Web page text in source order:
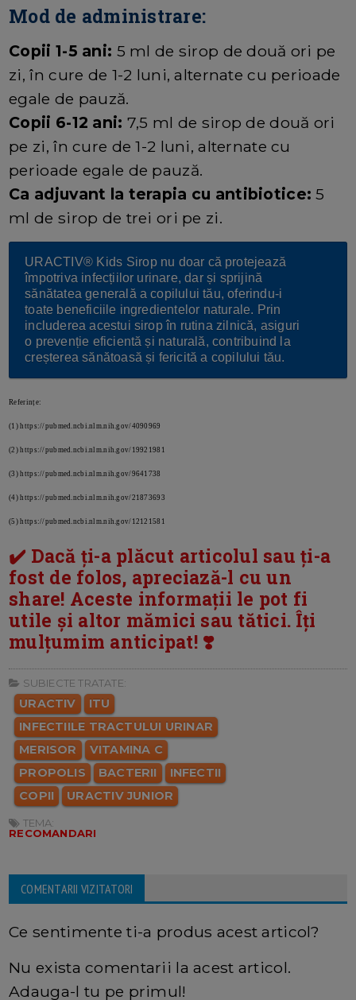
Mod de administrare:
Copii 1-5 ani: 5 ml de sirop de două ori pe
zi, în cure de 1-2 luni, alternate cu perioade
egale de pauză.
Copii 6-12 ani: 7,5 ml de sirop de două ori
pe zi, în cure de 1-2 luni, alternate cu
perioade egale de pauză.
Ca adjuvant la terapia cu antibiotice: 5
ml de sirop de trei ori pe zi.
URACTIV® Kids Siropnu doar că protejează
împotriva infecțiilor urinare, dar și sprijină
sănătatea generală a copilului tău, oferindu-i
toate beneficiile ingredientelor naturale. Prin
includerea acestui sirop în rutina zilnică, asiguri
o prevenție eficientă și naturală, contribuind la
creșterea sănătoasă și fericită a copilului tău.
Referințe:
(1) https://pubmed.ncbi.nlm.nih.gov/4090969
(2) https://pubmed.ncbi.nlm.nih.gov/19921981
(3) https://pubmed.ncbi.nlm.nih.gov/9641738
(4) https://pubmed.ncbi.nlm.nih.gov/21873693
(5) https://pubmed.ncbi.nlm.nih.gov/12121581
✔️ Dacă ți-a plăcut articolul sau ți-a
fost de folos, apreciază-l cu un
share! Aceste informații le pot fi
utile și altor mămici sau tătici. Îți
mulțumim anticipat! ❣️
SUBIECTE TRATATE:
URACTIV
ITU
INFECTIILE TRACTULUI URINAR
MERISOR
VITAMINA C
PROPOLIS
BACTERII
INFECTII
COPII
URACTIV JUNIOR
TEMA:
RECOMANDARI
COMENTARII VIZITATORI
Ce sentimente ti-a produs acest articol?
Nu exista comentarii la acest articol.
Adauga-l tu pe primul!